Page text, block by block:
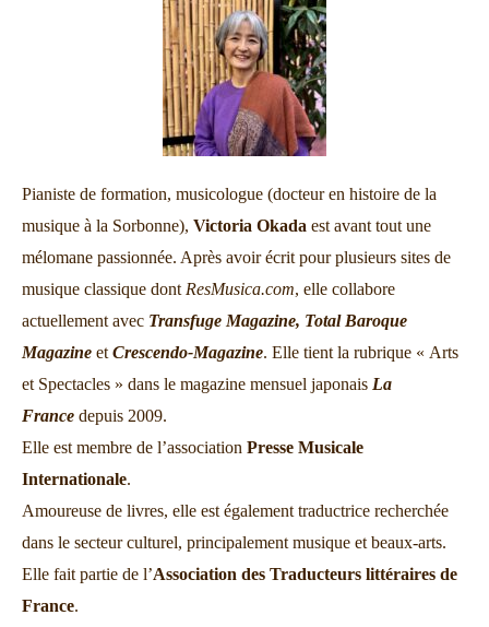
Pianiste de formation, musicologue (docteur en histoire de la
musique à la Sorbonne), Victoria Okada est avant tout une
mélomane passionnée. Après avoir écrit pour plusieurs sites de
musique classique dont ResMusica.com, elle collabore
actuellement avec Transfuge Magazine, Total Baroque
Magazine et Crescendo-Magazine. Elle tient la rubrique « Arts
et Spectacles » dans le magazine mensuel japonais La
France depuis 2009.
Elle est membre de l’association Presse Musicale
Internationale.
Amoureuse de livres, elle est également traductrice recherchée
dans le secteur culturel, principalement musique et beaux-arts.
Elle fait partie de l’Association des Traducteurs littéraires de
France.